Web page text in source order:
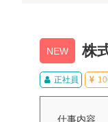
NEW 株
正社員
仕事内容